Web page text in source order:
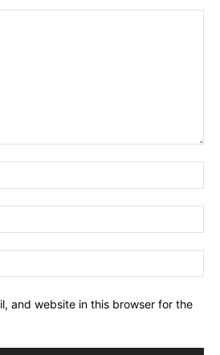
and website in this browser for the